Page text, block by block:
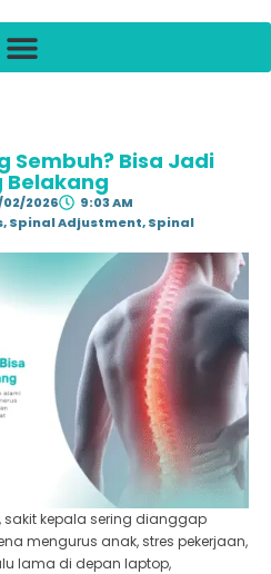
Sembuh? Bisa Jadi
Belakang
02/2026
9:03 AM
,Spinal Adjustment,Spinal
kepala sering dianggap
mengurus anak, stres pekerjaan,
lama di depan laptop,